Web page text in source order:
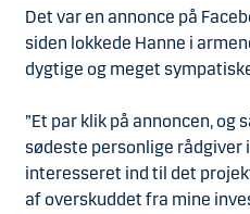
Det var en annonce på
siden lokkede Hanne i
dygtige og meget
”Et par klik på annoncen, og
sødeste personlige rådgiver
interesseret ind til det
af overskuddet fra mine